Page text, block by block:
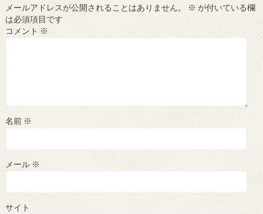
メールアドレスが公開されることはありません。 ※ が付いている欄
は必須項目です
コメント ※
名前 ※
メール ※
サイト